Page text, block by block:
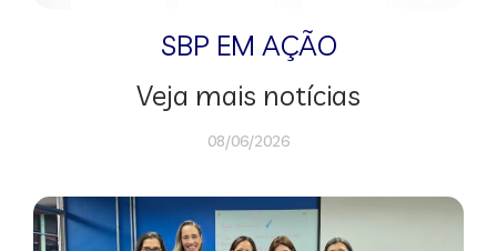
SBP EM AÇÃO
Veja mais notícias
08/06/2026